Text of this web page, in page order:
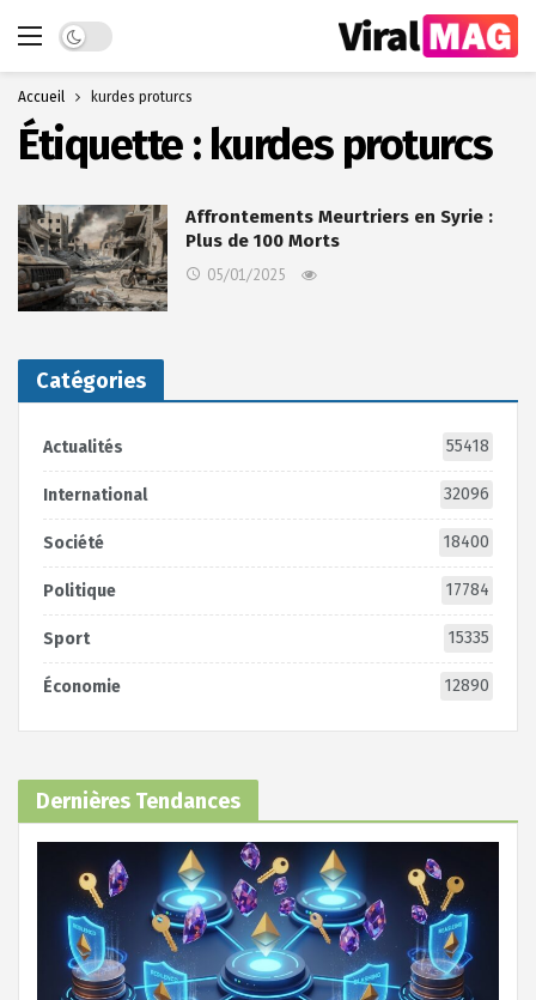
Dark mode
Accueil kurdes proturcs
Étiquette : kurdes proturcs
Affrontements Meurtriers en Syrie :
Plus de 100 Morts
05/01/2025
Catégories
Actualités 55418
International 32096
Société 18400
Politique 17784
Sport 15335
Économie 12890
Dernières Tendances